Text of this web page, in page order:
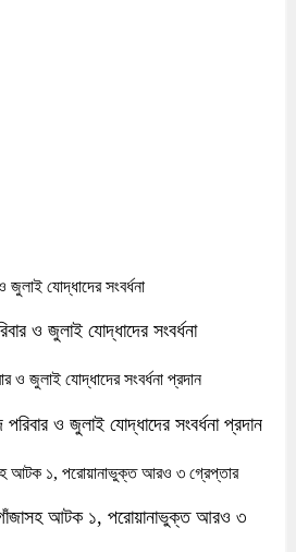
ও জুলাই যোদ্ধাদের সংবর্ধনা
ও জুলাই যোদ্ধাদের সংবর্ধনা প্রদান
গাঁজাসহ আটক ১, পরোয়ানাভুক্ত আরও ৩